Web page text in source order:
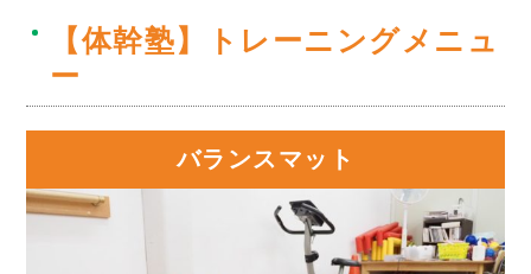
【体幹塾】トレーニングメニュ
ー
バランスマット